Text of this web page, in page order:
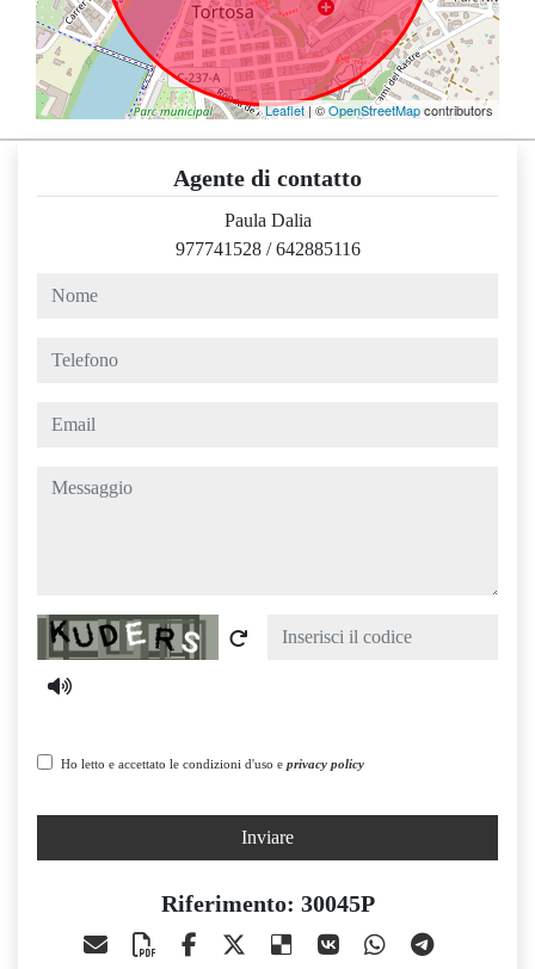
Leaflet| ©OpenStreetMapcontributors
Agente di contatto
Paula Dalia
977741528 /642885116
nome
telefono
email
messaggio
Captcha
Ho letto e accettato le condizioni d'uso e privacy policy
Inviare
Riferimento: 30045P